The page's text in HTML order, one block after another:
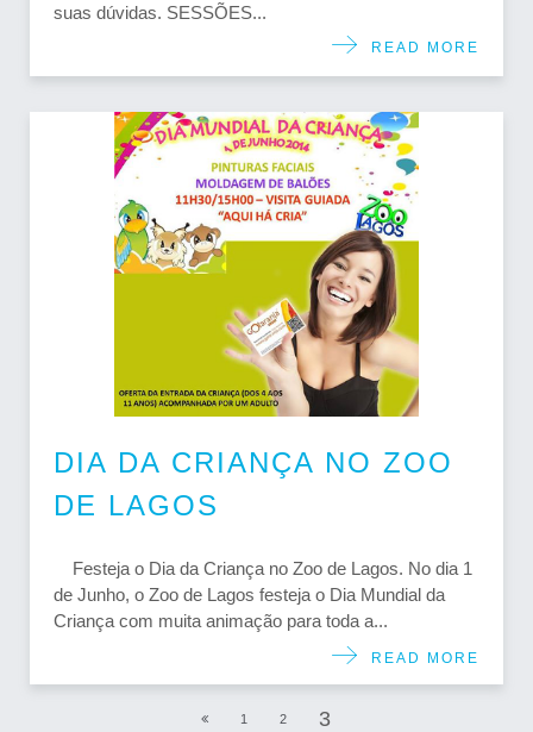
suas dúvidas. SESSÕES...
READ MORE
DIA DA CRIANÇA NO ZOO
DE LAGOS
Festeja o Dia da Criança no Zoo de Lagos. No dia 1
de Junho, o Zoo de Lagos festeja o Dia Mundial da
Criança com muita animação para toda a...
READ MORE
1 2 3